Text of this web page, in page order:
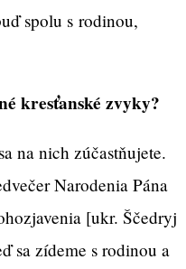
spolu s rodinou,
kresťanské zvyky?
na nich zúčastňujete.
Narodenia Pána
[ukr. Ščedryj
sa zídeme s rodinou a